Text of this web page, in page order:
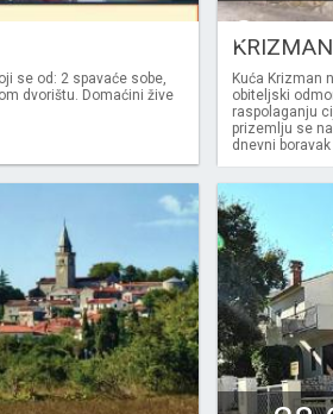
se od: 2 spavaće sobe,
dvorištu. Domaćini žive
€
Kuća Krizman
obiteljski
raspolaganju
prizemlju se
dnevni